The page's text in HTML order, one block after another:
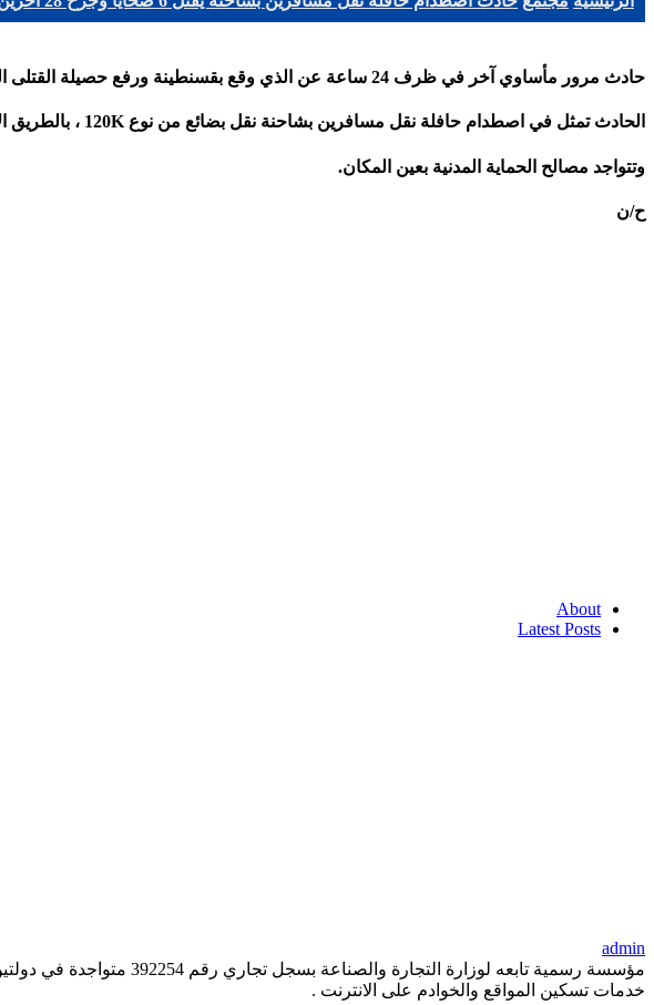
حادث مرور مأساوي آخر في ظرف 24 ساعة عن الذي وقع بقسنطينة ورفع حصيلة القتلى الى 18 ضحية، وقع منذ لحظات حادث آخر اليم أودى بحياة 6 قتلى وسقوط28 جريحا.
الحادث تمثل في اصطدام حافلة نقل مسافرين بشاحنة نقل بضائع من نوع 120K ، بالطريق الاجتنابي لغرداية.
وتتواجد مصالح الحماية المدنية بعين المكان.
ح/ن
About
Latest Posts
admin
خدمات تسكين المواقع والخوادم على الانترنت .